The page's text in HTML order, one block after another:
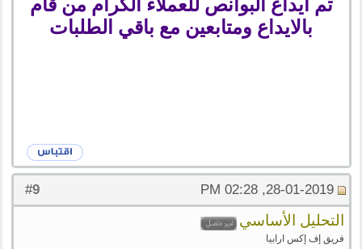
تم ايداع البوانص للعملاء الكرام من قام
بالايداع ومتابعين مع باقي الطلبات
#
9 28-01-2019, 02:28 PM
التحليل الأساسي
فريق إف إكس ارابيا